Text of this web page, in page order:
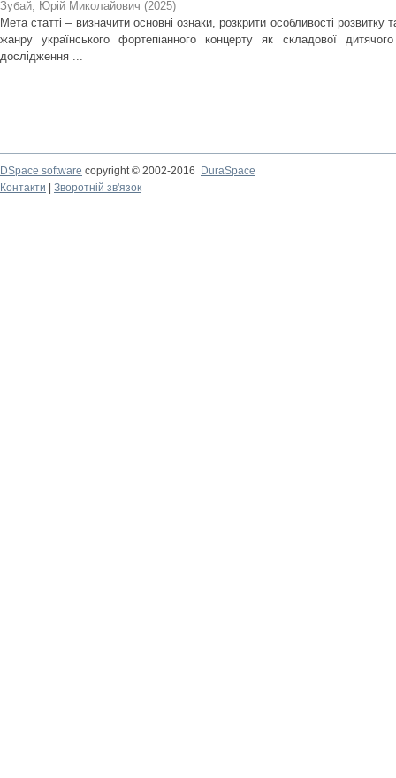
Зубай, Юрій Миколайович (2025)
Мета статті – визначити основні ознаки, розкрити особливості
жанру українського фортепіанного концерту як складової
дослідження ...
DSpace software copyright © 2002-2016
DuraSpace
Контакти
Зворотній зв'язок